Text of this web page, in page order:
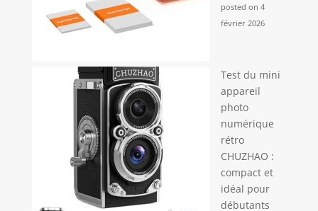
posted on 4
février 2026
Test du mini
appareil
photo
numérique
rétro
CHUZHAO :
compact et
idéal pour
débutants